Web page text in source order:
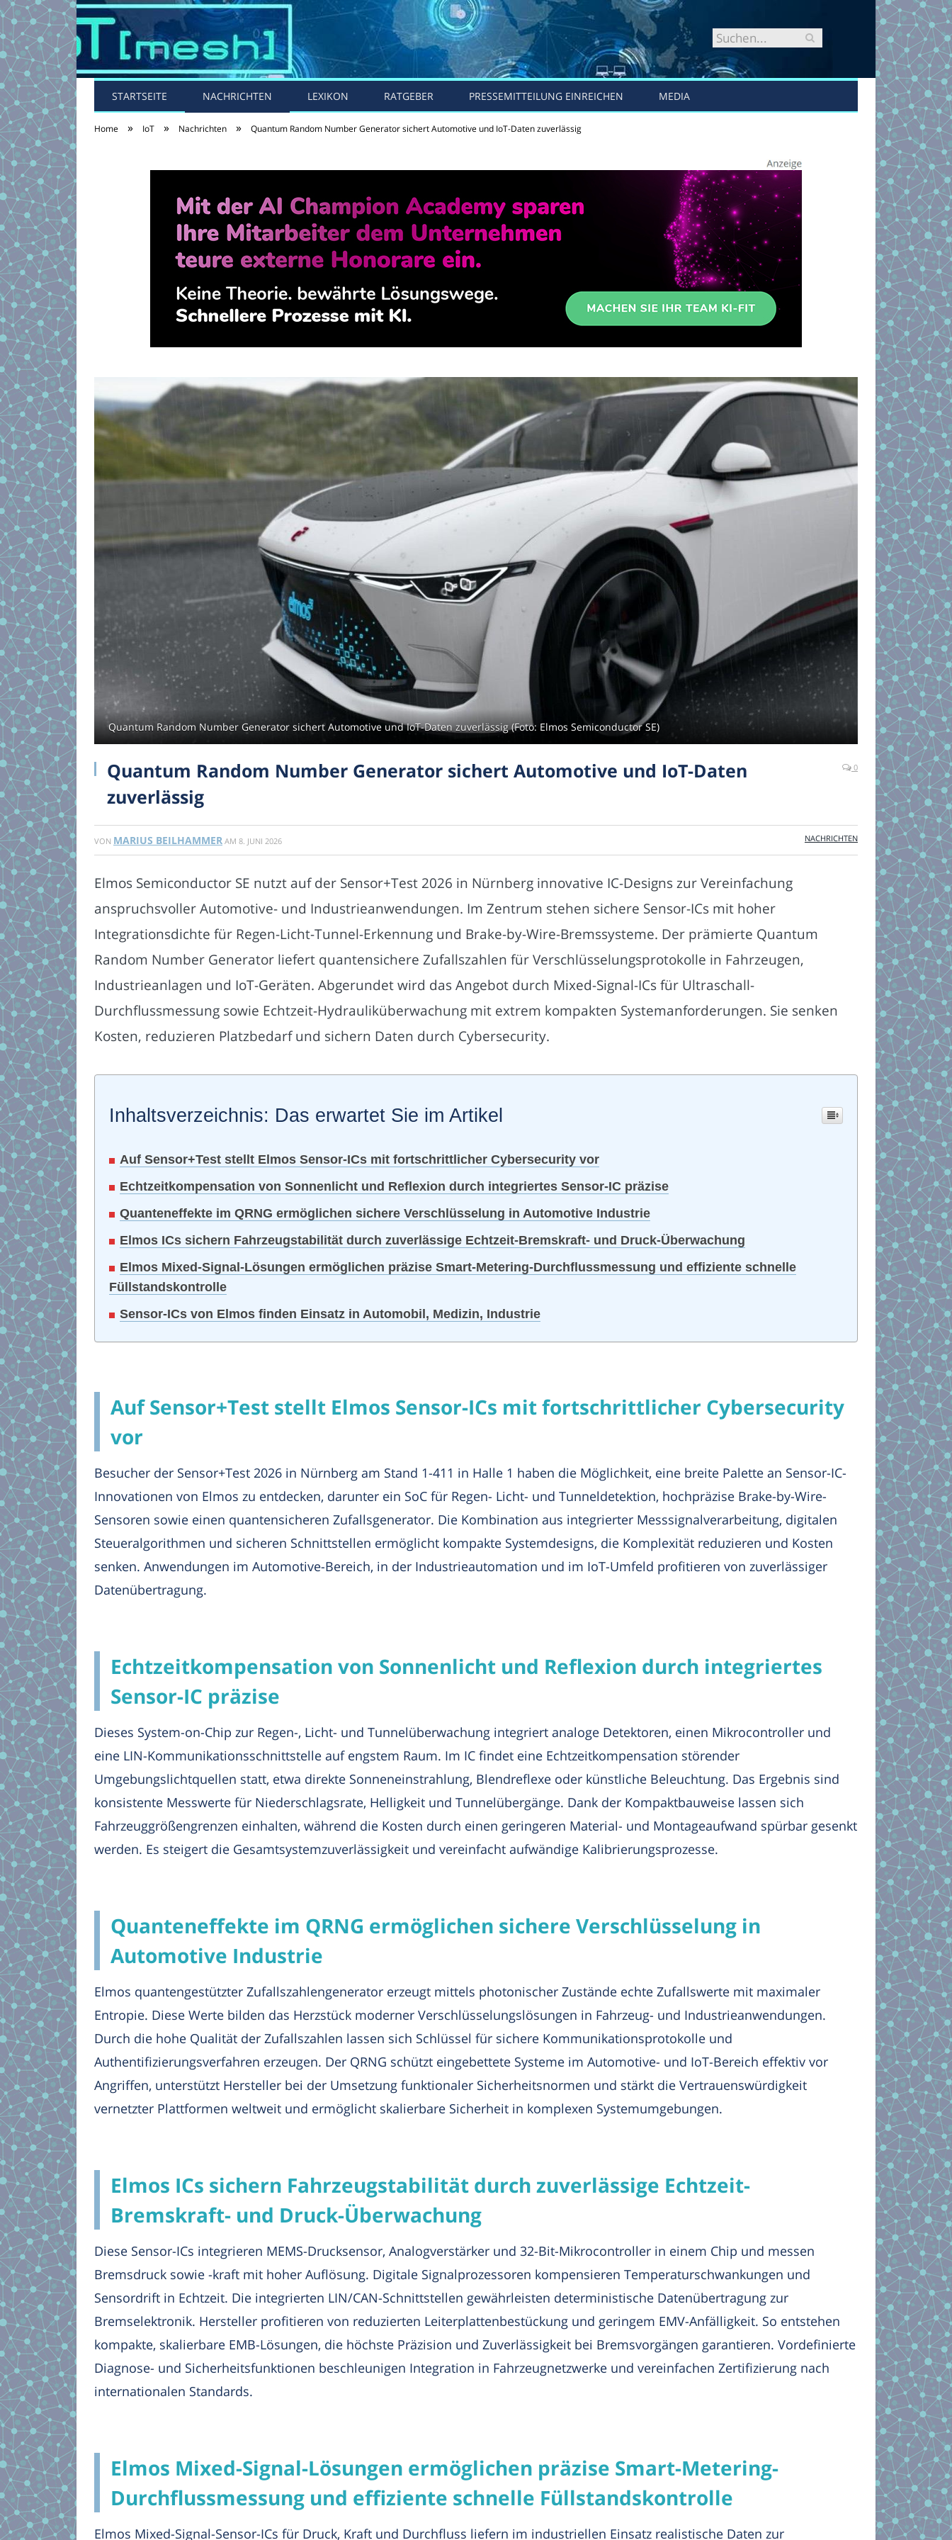
STARTSEITE NACHRICHTEN LEXIKON RATGEBER PRESSEMITTEILUNG EINREICHEN MEDIA
Home » IoT » Nachrichten » Quantum Random Number Generator sichert Automotive und IoT-Daten zuverlässig
Quantum Random Number Generator sichert Automotive und IoT-Daten zuverlässig (Foto: Elmos Semiconductor SE)
Quantum Random Number Generator sichert Automotive und IoT-Daten
zuverlässig
0
VON MARIUS BEILHAMMER AM 8. JUNI 2026 NACHRICHTEN
Elmos Semiconductor SE nutzt auf der Sensor+Test 2026 in Nürnberg innovative IC-Designs zur Vereinfachung
anspruchsvoller Automotive- und Industrieanwendungen. Im Zentrum stehen sichere Sensor-ICs mit hoher
Integrationsdichte für Regen-Licht-Tunnel-Erkennung und Brake-by-Wire-Bremssysteme. Der prämierte Quantum
Random Number Generator liefert quantensichere Zufallszahlen für Verschlüsselungsprotokolle in Fahrzeugen,
Industrieanlagen und IoT-Geräten. Abgerundet wird das Angebot durch Mixed-Signal-ICs für Ultraschall-
Durchflussmessung sowie Echtzeit-Hydrauliküberwachung mit extrem kompakten Systemanforderungen. Sie senken
Kosten, reduzieren Platzbedarf und sichern Daten durch Cybersecurity.
Inhaltsverzeichnis: Das erwartet Sie im Artikel
Auf Sensor+Test stellt Elmos Sensor-ICs mit fortschrittlicher Cybersecurity vor
Echtzeitkompensation von Sonnenlicht und Reflexion durch integriertes Sensor-IC präzise
Quanteneffekte im QRNG ermöglichen sichere Verschlüsselung in Automotive Industrie
Elmos ICs sichern Fahrzeugstabilität durch zuverlässige Echtzeit-Bremskraft- und Druck-Überwachung
Elmos Mixed-Signal-Lösungen ermöglichen präzise Smart-Metering-Durchflussmessung und effiziente schnelle
Füllstandskontrolle
Sensor-ICs von Elmos finden Einsatz in Automobil, Medizin, Industrie
Auf Sensor+Test stellt Elmos Sensor-ICs mit fortschrittlicher Cybersecurity
vor
Besucher der Sensor+Test 2026 in Nürnberg am Stand 1-411 in Halle 1 haben die Möglichkeit, eine breite Palette an Sensor-IC-
Innovationen von Elmos zu entdecken, darunter ein SoC für Regen- Licht- und Tunneldetektion, hochpräzise Brake-by-Wire-
Sensoren sowie einen quantensicheren Zufallsgenerator. Die Kombination aus integrierter Messsignalverarbeitung, digitalen
Steueralgorithmen und sicheren Schnittstellen ermöglicht kompakte Systemdesigns, die Komplexität reduzieren und Kosten
senken. Anwendungen im Automotive-Bereich, in der Industrieautomation und im IoT-Umfeld profitieren von zuverlässiger
Datenübertragung.
Echtzeitkompensation von Sonnenlicht und Reflexion durch integriertes
Sensor-IC präzise
Dieses System-on-Chip zur Regen-, Licht- und Tunnelüberwachung integriert analoge Detektoren, einen Mikrocontroller und
eine LIN-Kommunikationsschnittstelle auf engstem Raum. Im IC findet eine Echtzeitkompensation störender
Umgebungslichtquellen statt, etwa direkte Sonneneinstrahlung, Blendreflexe oder künstliche Beleuchtung. Das Ergebnis sind
konsistente Messwerte für Niederschlagsrate, Helligkeit und Tunnelübergänge. Dank der Kompaktbauweise lassen sich
Fahrzeuggrößengrenzen einhalten, während die Kosten durch einen geringeren Material- und Montageaufwand spürbar gesenkt
werden. Es steigert die Gesamtsystemzuverlässigkeit und vereinfacht aufwändige Kalibrierungsprozesse.
Quanteneffekte im QRNG ermöglichen sichere Verschlüsselung in
Automotive Industrie
Elmos quantengestützter Zufallszahlengenerator erzeugt mittels photonischer Zustände echte Zufallswerte mit maximaler
Entropie. Diese Werte bilden das Herzstück moderner Verschlüsselungslösungen in Fahrzeug- und Industrieanwendungen.
Durch die hohe Qualität der Zufallszahlen lassen sich Schlüssel für sichere Kommunikationsprotokolle und
Authentifizierungsverfahren erzeugen. Der QRNG schützt eingebettete Systeme im Automotive- und IoT-Bereich effektiv vor
Angriffen, unterstützt Hersteller bei der Umsetzung funktionaler Sicherheitsnormen und stärkt die Vertrauenswürdigkeit
vernetzter Plattformen weltweit und ermöglicht skalierbare Sicherheit in komplexen Systemumgebungen.
Elmos ICs sichern Fahrzeugstabilität durch zuverlässige Echtzeit-
Bremskraft- und Druck-Überwachung
Diese Sensor-ICs integrieren MEMS-Drucksensor, Analogverstärker und 32-Bit-Mikrocontroller in einem Chip und messen
Bremsdruck sowie -kraft mit hoher Auflösung. Digitale Signalprozessoren kompensieren Temperaturschwankungen und
Sensordrift in Echtzeit. Die integrierten LIN/CAN-Schnittstellen gewährleisten deterministische Datenübertragung zur
Bremselektronik. Hersteller profitieren von reduzierten Leiterplattenbestückung und geringem EMV-Anfälligkeit. So entstehen
kompakte, skalierbare EMB-Lösungen, die höchste Präzision und Zuverlässigkeit bei Bremsvorgängen garantieren. Vordefinierte
Diagnose- und Sicherheitsfunktionen beschleunigen Integration in Fahrzeugnetzwerke und vereinfachen Zertifizierung nach
internationalen Standards.
Elmos Mixed-Signal-Lösungen ermöglichen präzise Smart-Metering-
Durchflussmessung und effiziente schnelle Füllstandskontrolle
Elmos Mixed-Signal-Sensor-ICs für Druck, Kraft und Durchfluss liefern im industriellen Einsatz realistische Daten zur